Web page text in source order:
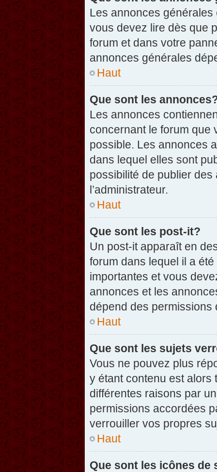
Les annonces
vous devez lire dès que
forum et dans votre
annonces générales
Haut
Que sont les
Les annonces
concernant le forum que
possible. Les annonces
dans lequel elles sont
possibilité de publier
l’administrateur.
Haut
Que sont les post-it?
Un post-it apparaît en
forum dans lequel il a
importantes et vous
annonces et les
dépend des permissions
Haut
Que sont les sujets
Vous ne pouvez plus
y étant contenu est alors
différentes raisons par
permissions accordées
verrouiller vos propres
Haut
Que sont les icônes de